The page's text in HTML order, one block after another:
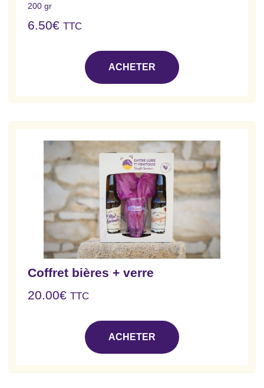
200 gr
6.50€ TTC
ACHETER
Coffret bières + verre
20.00€ TTC
ACHETER